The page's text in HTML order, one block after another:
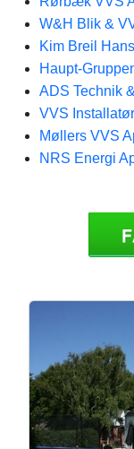
W&H Blik &
Kim Breil
Haupt-
ADS Technik
VVS
Møllers VVS
NRS Energi